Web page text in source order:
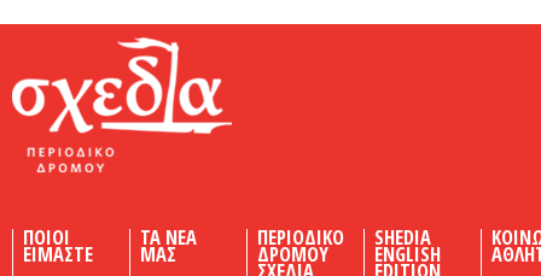
ΠΟΙΟΙ
ΕΙΜΑΣΤΕ
ΤΑ ΝΕΑ
ΜΑΣ
ΠΕΡΙΟΔΙΚΟ
ΔΡΟΜΟΥ
SHEDIA
ENGLISH